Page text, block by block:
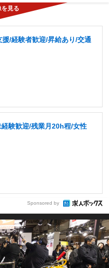
/経験者歓迎/昇給あり/交通
験歓迎/残業月20h程/女性
Sponsored by